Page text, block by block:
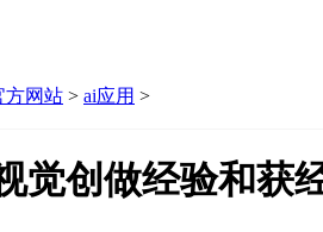
方网站 > ai应用 >
觉创做经验和获